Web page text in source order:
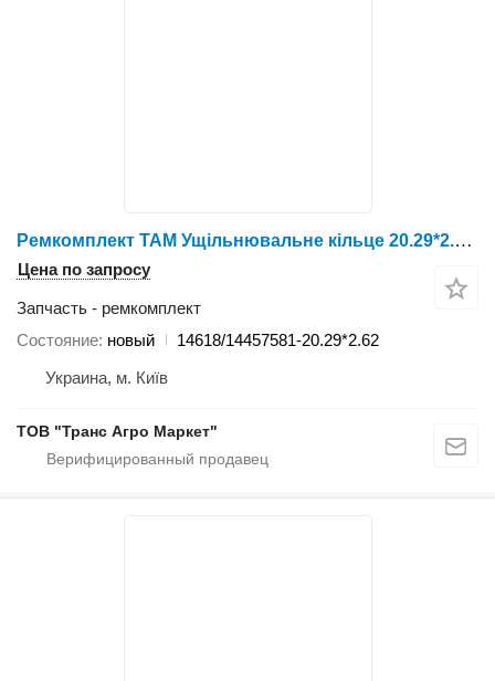
Ремкомплект TAM Ущільнювальне кільце 20.29*2.62 14618/14457581-20.29*2.62 для трактора колесного YTO 1024/1054/1304/1404
Цена по запросу
Запчасть - ремкомплект
Состояние новый
14618/14457581-20.29*2.62
Украина, м. Київ
ТОВ "Транс Агро Маркет"